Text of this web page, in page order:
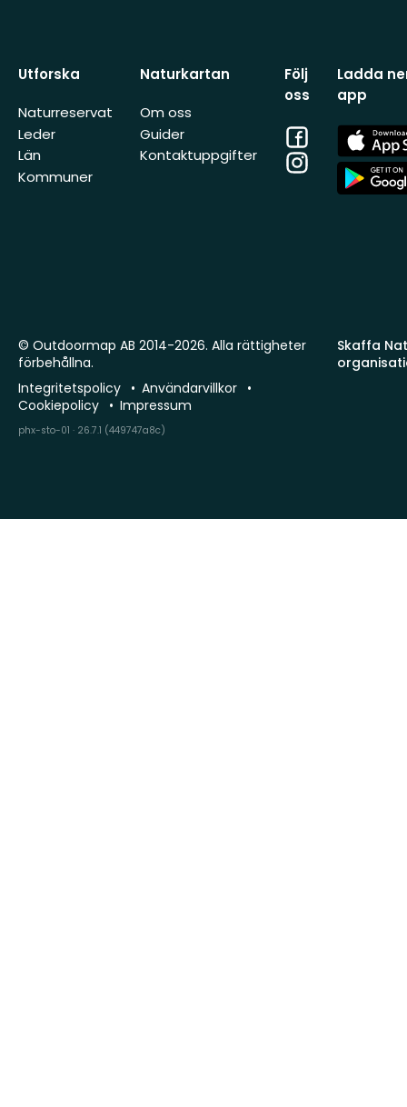
Utforska
Naturreservat
Leder
Län
Kommuner
Naturkartan
Om oss
Guider
Kontaktuppgifter
Följ
oss
Facebook
Instagram
Ladda
app
App
Store
App
Store
Skaffa
© Outdoormap AB 2014-2026. Alla rättigheter
förbehållna.
Integritetspolicy
Användarvillkor
Cookiepolicy
Impressum
phx-sto-01 · 26.7.1 (449747a8c)